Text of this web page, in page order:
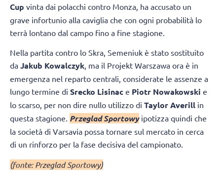
Cup vinta dai polacchi contro Monza, ha accusato un
grave infortunio alla caviglia che con ogni probabilità lo
terrà lontano dal campo fino a fine stagione.
Nella partita contro lo Skra, Semeniuk è stato sostituito
da Jakub Kowalczyk, ma il Projekt Warszawa ora è in
emergenza nel reparto centrali, considerate le assenze a
lungo termine di Srecko Lisinac e Piotr Nowakowski e
lo scarso, per non dire nullo utilizzo di Taylor Averill in
questa stagione. Przeglad Sportowyipotizza quindi che
la società di Varsavia possa tornare sul mercato in cerca
di un rinforzo per la fase decisiva del campionato.
(fonte: Przeglad Sportowy)